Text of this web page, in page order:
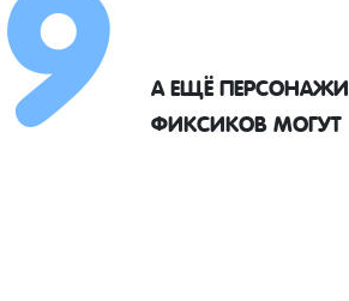
А ЕЩЁ ПЕРСОНАЖИ
ФИКСИКОВ МОГУТ